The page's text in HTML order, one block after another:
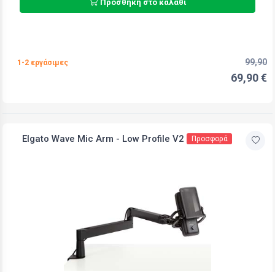
Προσθήκη στο καλάθι
1-2 εργάσιμες 99,90
69,90 €
Elgato Wave Mic Arm - Low Profile V2 Προσφορά